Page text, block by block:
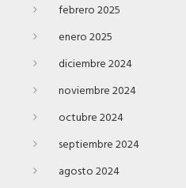
febrero 2025
enero 2025
diciembre 2024
noviembre 2024
octubre 2024
septiembre 2024
agosto 2024